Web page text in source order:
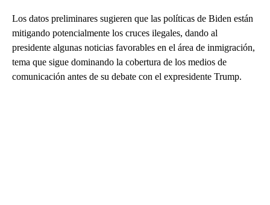
Los datos preliminares sugieren que las políticas de Biden están
mitigando potencialmente los cruces ilegales, dando al
presidente algunas noticias favorables en el área de inmigración,
tema que sigue dominando la cobertura de los medios de
comunicación antes de su debate con el expresidente Trump.